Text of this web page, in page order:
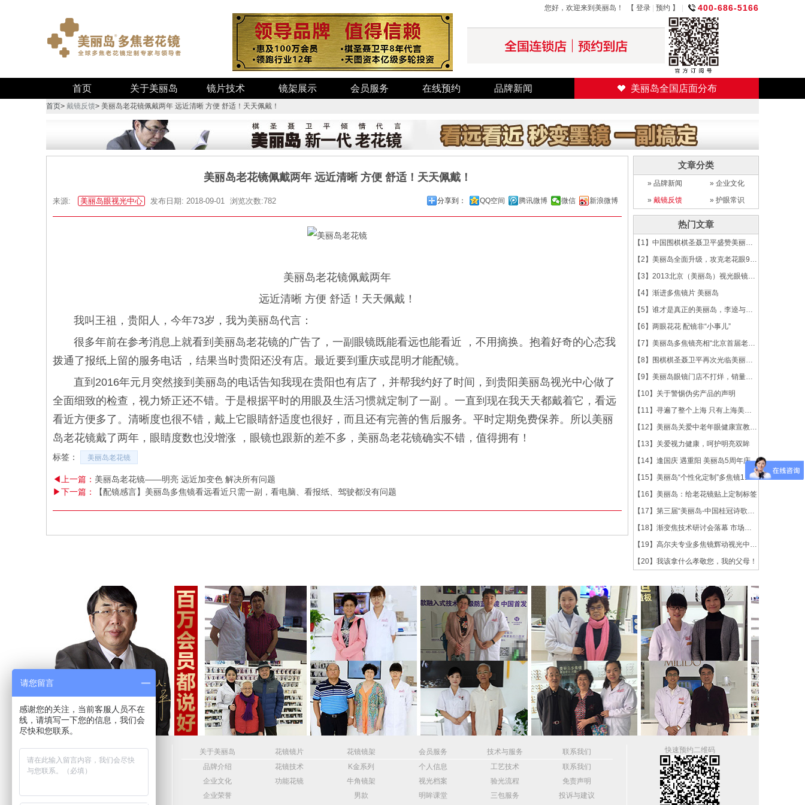
您好，欢迎来到美丽岛！ 【 登录 预约 】 400-686-5166
首页 关于美丽岛 镜片技术 镜架展示 会员服务 在线预约 品牌新闻 美丽岛全国店面分布
首页> 戴镜反馈> 美丽岛老花镜佩戴两年 远近清晰 方便 舒适！天天佩戴！
美丽岛老花镜佩戴两年 远近清晰 方便 舒适！天天佩戴！
来源: 美丽岛眼视光中心 发布日期: 2018-09-01 浏览次数:782 分享到： QQ空间 腾讯微博 微信 新浪微博
美丽岛老花镜佩戴两年
远近清晰 方便 舒适！天天佩戴！
我叫王祖，贵阳人，今年73岁，我为美丽岛代言：
很多年前在参考消息上就看到美丽岛老花镜的广告了，一副眼镜既能看远也能看近 ，不用摘换。抱着好奇的心态我
拨通了报纸上留的服务电话 ，结果当时贵阳还没有店。最近要到重庆或昆明才能配镜。
直到2016年元月突然接到美丽岛的电话告知我现在贵阳也有店了，并帮我约好了时间，到贵阳美丽岛视光中心做了
全面细致的检查，视力矫正还不错。于是根据平时的用眼及生活习惯就定制了一副 。一直到现在我天天都戴着它，看远
看近方便多了。清晰度也很不错，戴上它眼睛舒适度也很好，而且还有完善的售后服务。平时定期免费保养。所以美丽
岛老花镜戴了两年，眼睛度数也没增涨 ，眼镜也跟新的差不多，美丽岛老花镜确实不错，值得拥有！
标签： 美丽岛老花镜
◀上一篇： 美丽岛老花镜——明亮 远近加变色 解决所有问题
▶下一篇：
【配镜感言】美丽岛多焦镜看远看近只需一副，看电脑、看报纸、驾驶都没有问题
文章分类
» 品牌新闻 » 企业文化
» 戴镜反馈 » 护眼常识
热门文章
【1】 中国围棋棋圣聂卫平盛赞美丽岛！-高歌猛进...
【2】 美丽岛全面升级，攻克老花眼9大难题
【3】 2013北京（美丽岛）视光眼镜文化节9月...
【4】 渐进多焦镜片 美丽岛
【5】 谁才是真正的美丽岛，李逵与李鬼，终究难逃...
【6】 两眼花花 配镜非“小事儿”
【7】 美丽岛多焦镜亮相“北京首届老年节”
【8】
围棋棋圣聂卫平再次光临美丽岛配镜
【9】 美丽岛眼镜门店不打烊，销量不放假
【10】 关于警惕伪劣产品的声明
【11】 寻遍了整个上海 只有上海美丽岛眼镜店的老...
【12】 美丽岛关爱中老年眼健康宣教活动在济南老年...
【13】 关爱视力健康，呵护明亮双眸
【14】 逢国庆 遇重阳 美丽岛5周年庆 限时钜...
【15】 美丽岛“个性化定制”多焦镜11月16日入...
【16】 美丽岛：给老花镜贴上定制标签
【17】 第三届“美丽岛-中国桂冠诗歌奖”揭晓
【18】 渐变焦技术研讨会落幕 市场快速发展大幕即...
【19】 高尔夫专业多焦镜辉动视光中心北京华贸店7...
【20】 我该拿什么孝敬您，我的父母！
24小时客服服务热线
4006865166
• 在 线 留 言
关于美丽岛
品牌介绍
企业文化
企业荣誉
花镜镜片
花镜技术
功能花镜
花镜镜架
K金系列
牛角镜架
男款
会员服务
个人信息
视光档案
明眸课堂
技术与服务
工艺技术
验光流程
三包服务
联系我们
联系我们
免责声明
投诉与建议
快速预约二维码
请您留言
感谢您的关注，当前客服人员不在
线，请填写一下您的信息，我们会
尽快和您联系。